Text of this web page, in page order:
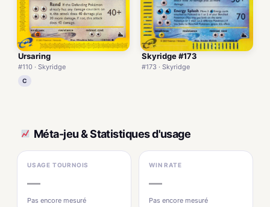
Ursaring
#110 · Skyridge
C
Skyridge #173
#173 · Skyridge
Méta-jeu & Statistiques d'usage
USAGE TOURNOIS
—
Pas encore mesuré
WIN RATE
—
Pas encore mesuré